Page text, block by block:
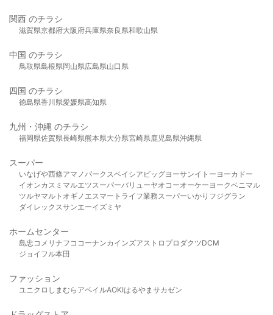
関西 のチラシ
滋賀県京都府大阪府兵庫県奈良県和歌山県
中国 のチラシ
鳥取県島根県岡山県広島県山口県
四国 のチラシ
徳島県香川県愛媛県高知県
九州・沖縄 のチラシ
福岡県佐賀県長崎県熊本県大分県宮崎県鹿児島県沖縄県
スーパー
いなげや西條アマノパークスベイシア ビッグヨーサンイトーヨーカドー
イオンカスミ マルエツスーパーバリューヤオコーオーケー ヨークベニマル
ツルヤマルト オギノ エスマート ライフ業務スーパーいかり フジグラン
ダイレックスサンエーイズミヤ
ホームセンター
島忠 コメリ ナフコ コーナンカインズアストロプロダクツDCM
ジョイフル本田
ファッション
ユニクロ しまむら アベイルAOKIはるやま サカゼン